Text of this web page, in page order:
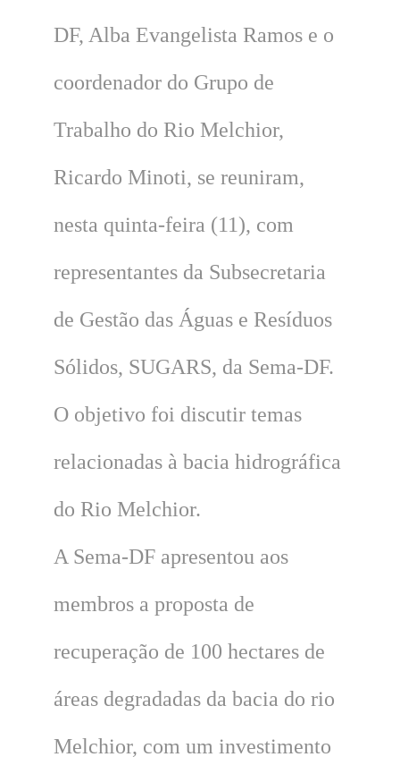
DF, Alba Evangelista Ramos e o
coordenador do Grupo de
Trabalho do Rio Melchior,
Ricardo Minoti, se reuniram,
nesta quinta-feira (11), com
representantes da Subsecretaria
de Gestão das Águas e Resíduos
Sólidos, SUGARS, da Sema-DF.
O objetivo foi discutir temas
relacionadas à bacia hidrográfica
do Rio Melchior.
A Sema-DF apresentou aos
membros a proposta de
recuperação de 100 hectares de
áreas degradadas da bacia do rio
Melchior, com um investimento